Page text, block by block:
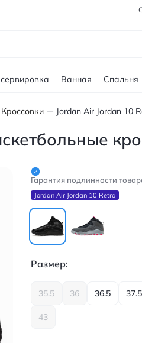
Ванная Спальня
Кроссовки
Гарантия подлинности
Jordan Air Jordan 10 Retro
Размер:
35.5 36 36.5 37.5
43